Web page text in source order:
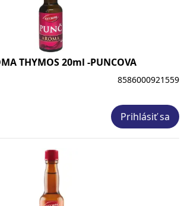
THYMOS 20ml -PUNCOVA
8586000921559
Prihlásiť sa